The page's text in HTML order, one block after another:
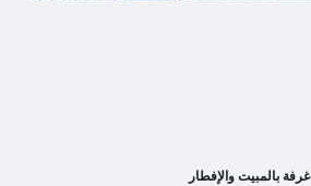
غرفة بالمبيت والإفطار